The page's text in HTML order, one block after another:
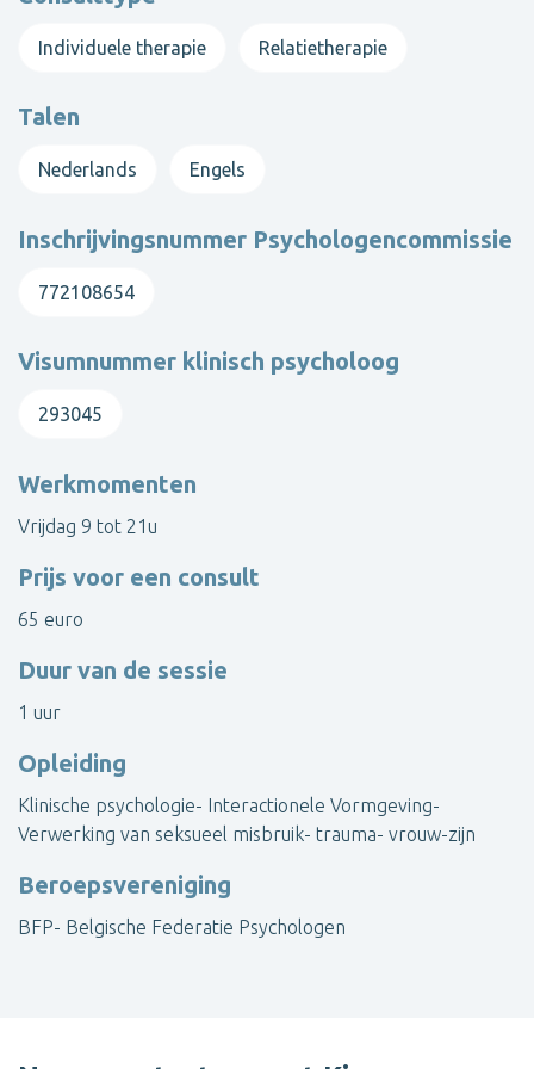
Individuele therapie Relatietherapie
Talen
Nederlands Engels
Inschrijvingsnummer Psychologencommissie
772108654
Visumnummer klinisch psycholoog
293045
Werkmomenten
Vrijdag 9 tot 21u
Prijs voor een consult
65 euro
Duur van de sessie
1 uur
Opleiding
Klinische psychologie- Interactionele Vormgeving-
Verwerking van seksueel misbruik- trauma- vrouw-zijn
Beroepsvereniging
BFP- Belgische Federatie Psychologen